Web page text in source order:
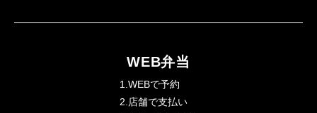
WEB弁当
1.WEBで予約
2.店舗で支払い